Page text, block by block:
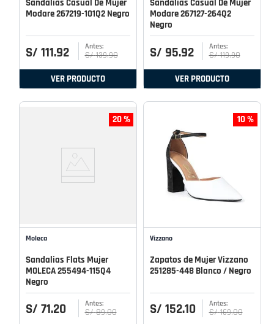
Sandalias Casual De Mujer
Modare 267219-101Q2 Negro
S/ 111.92 S/ 139.90
VER PRODUCTO
Sandalias Casual De Mujer
Modare 267127-264Q2
Negro
S/ 95.92 S/ 119.90
VER PRODUCTO
20 %
Moleca
Sandalias Flats Mujer
MOLECA 255494-115Q4
Negro
S/ 71.20 S/ 89.00
10 %
Vizzano
Zapatos de Mujer Vizzano
251285-448 Blanco / Negro
S/ 152.10 S/ 169.00